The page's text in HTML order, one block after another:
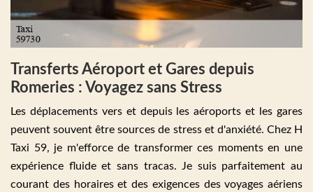
Transferts Aéroport et Gares depuis
Romeries : Voyagez sans Stress
Les déplacements vers et depuis les aéroports et les gares
peuvent souvent être sources de stress et d'anxiété. Chez H
Taxi 59, je m'efforce de transformer ces moments en une
expérience fluide et sans tracas. Je suis parfaitement au
courant des horaires et des exigences des voyages aériens